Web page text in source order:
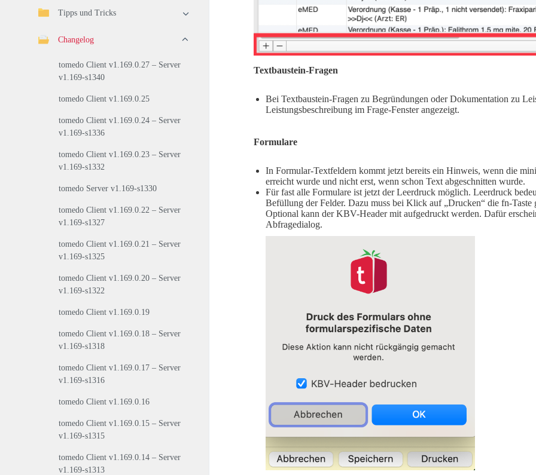
Tipps und Tricks
Changelog
tomedo Client v1.169.0.27 – Server
v1.169-s1340
tomedo Client v1.169.0.25
tomedo Client v1.169.0.24 – Server
v1.169-s1336
tomedo Client v1.169.0.23 – Server
v1.169-s1332
tomedo Server v1.169-s1330
tomedo Client v1.169.0.22 – Server
v1.169-s1327
tomedo Client v1.169.0.21 – Server
v1.169-s1325
tomedo Client v1.169.0.20 – Server
v1.169-s1322
tomedo Client v1.169.0.19
tomedo Client v1.169.0.18 – Server
v1.169-s1318
tomedo Client v1.169.0.17 – Server
v1.169-s1316
tomedo Client v1.169.0.16
tomedo Client v1.169.0.15 – Server
v1.169-s1315
tomedo Client v1.169.0.14 – Server
v1.169-s1313
Textbaustein-Fragen
Bei Textbaustein-Fragen zu Begründungen oder Dokumentation zu
Leistungsbeschreibung im Frage-Fenster angezeigt.
Formulare
In Formular-Textfeldern kommt jetzt bereits ein Hinweis, wenn die
erreicht wurde und nicht erst, wenn schon Text abgeschnitten wurde.
Für fast alle Formulare ist jetzt der Leerdruck möglich. Leerdruck
Befüllung der Felder. Dazu muss bei Klick auf „Drucken“ die fn-Taste
Optional kann der KBV-Header mit aufgedruckt werden. Dafür
Abfragedialog.